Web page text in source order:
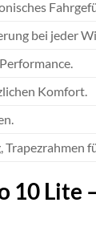
bei jeder
Komfort.
10